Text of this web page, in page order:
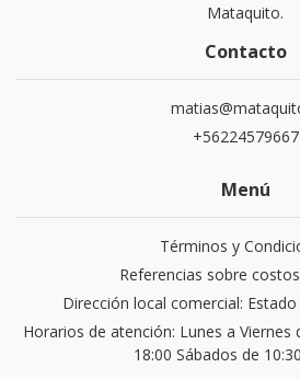
Mataquito.
Contacto
+56224579667
Menú
Términos y
Referencias sobre
Dirección local comercial:
Horarios de atención: Lunes a Viernes
18:00 Sábados de